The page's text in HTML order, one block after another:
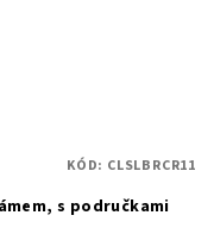
s područkami
KÓD: CLSLBRCR11